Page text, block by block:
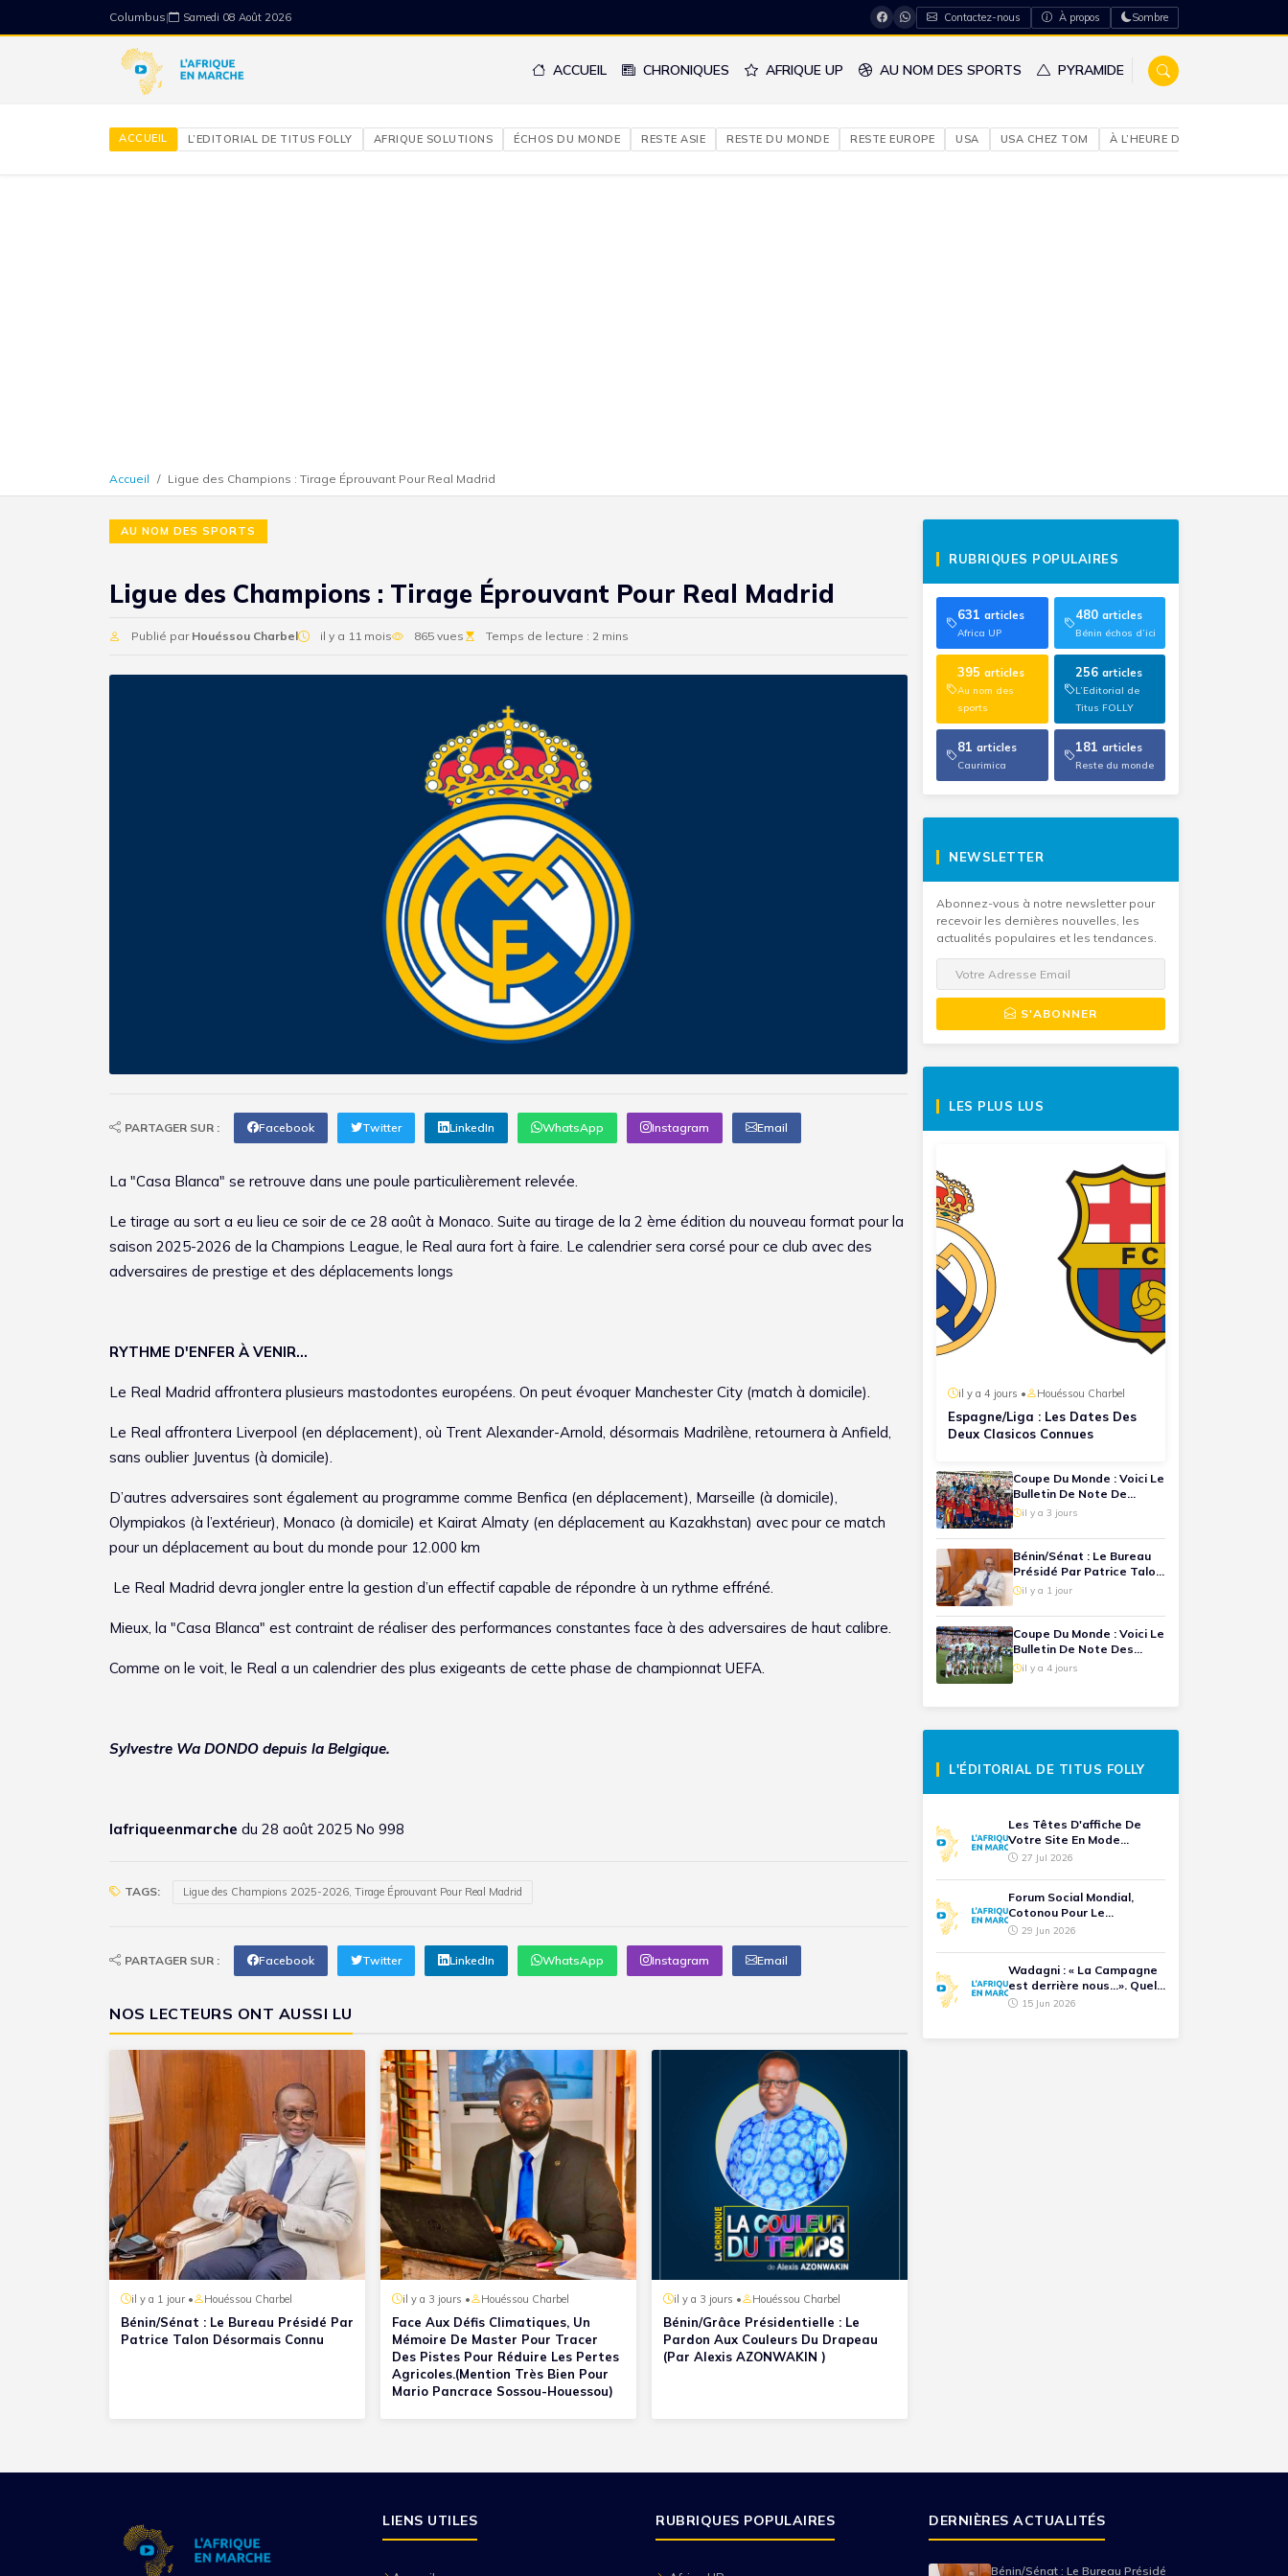
Columbus| Samedi 08 Août 2026 Contactez-nous À propos Sombre
ACCUEIL CHRONIQUES AFRIQUE UP AU NOM DES SPORTS PYRAMIDE
ACCUEIL L’EDITORIAL DE TITUS FOLLY AFRIQUE SOLUTIONS ÉCHOS DU MONDE RESTE ASIE RESTE DU MONDE RESTE EUROPE USA USA CHEZ TOM À L’HEURE DU NIGERIA
Accueil Ligue des Champions : Tirage Éprouvant Pour Real Madrid
AU NOM DES SPORTS
Ligue des Champions : Tirage Éprouvant Pour Real Madrid
Publié par Houéssou Charbel il y a 11 mois 865 vues Temps de lecture : 2 mins
PARTAGER SUR : Facebook Twitter LinkedIn WhatsApp Instagram Email
La "Casa Blanca" se retrouve dans une poule particulièrement relevée.
Le tirage au sort a eu lieu ce soir de ce 28 août à Monaco. Suite au tirage de la 2 ème édition du nouveau format pour la
saison 2025-2026 de la Champions League, le Real aura fort à faire. Le calendrier sera corsé pour ce club avec des
adversaires de prestige et des déplacements longs
RYTHME D'ENFER À VENIR...
Le Real Madrid affrontera plusieurs mastodontes européens. On peut évoquer Manchester City (match à domicile).
Le Real affrontera Liverpool (en déplacement), où Trent Alexander-Arnold, désormais Madrilène, retournera à Anfield,
sans oublier Juventus (à domicile).
D’autres adversaires sont également au programme comme Benfica (en déplacement), Marseille (à domicile),
Olympiakos (à l’extérieur), Monaco (à domicile) et Kairat Almaty (en déplacement au Kazakhstan) avec pour ce match
pour un déplacement au bout du monde pour 12.000 km
Le Real Madrid devra jongler entre la gestion d’un effectif capable de répondre à un rythme effréné.
Mieux, la "Casa Blanca" est contraint de réaliser des performances constantes face à des adversaires de haut calibre.
Comme on le voit, le Real a un calendrier des plus exigeants de cette phase de championnat UEFA.
Sylvestre Wa DONDO depuis la Belgique.
lafriqueenmarche du 28 août 2025 No 998
TAGS: Ligue des Champions 2025-2026, Tirage Éprouvant Pour Real Madrid
PARTAGER SUR : Facebook Twitter LinkedIn WhatsApp Instagram Email
NOS LECTEURS ONT AUSSI LU
il y a 1 jour • Houéssou Charbel
Bénin/Sénat : Le Bureau Présidé Par
Patrice Talon Désormais Connu
il y a 3 jours • Houéssou Charbel
Face Aux Défis Climatiques, Un
Mémoire De Master Pour Tracer
Des Pistes Pour Réduire Les Pertes
Agricoles.(Mention Très Bien Pour
Mario Pancrace Sossou-Houessou)
il y a 3 jours • Houéssou Charbel
Bénin/Grâce Présidentielle : Le
Pardon Aux Couleurs Du Drapeau
(Par Alexis AZONWAKIN )
RUBRIQUES POPULAIRES
631 articles
Africa UP
480 articles
Bénin échos d’ici
395 articles
Au nom des
sports
256 articles
L’Editorial de
Titus FOLLY
81 articles
Caurimica
181 articles
Reste du monde
NEWSLETTER
Abonnez-vous à notre newsletter pour
recevoir les dernières nouvelles, les
actualités populaires et les tendances.
S'ABONNER
LES PLUS LUS
il y a 4 jours • Houéssou Charbel
Espagne/Liga : Les Dates Des
Deux Clasicos Connues
Coupe Du Monde : Voici Le
Bulletin De Note De
Chaque Joueur Espagnol
Espagne-Argentine
il y a 3 jours
Bénin/Sénat : Le Bureau
Présidé Par Patrice Talon
Désormais Connu
il y a 1 jour
Coupe Du Monde : Voici Le
Bulletin De Note Des
Joueurs Argentins Lors
il y a 4 jours
L'ÉDITORIAL DE TITUS FOLLY
Les Têtes D'affiche De
Votre Site En Mode...
27 Jul 2026
Forum Social Mondial,
Cotonou Pour Le
Battement De Cœur D'une
29 Jun 2026
Wadagni : « La Campagne
est derrière nous...». Quel
Avenir Pour Les
15 Jun 2026
LIENS UTILES RUBRIQUES POPULAIRES DERNIÈRES ACTUALITÉS
Bénin/Sénat : Le Bureau Présidé